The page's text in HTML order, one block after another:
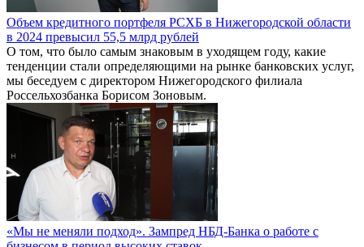
Объем кредитного портфеля РСХБ в Нижегородской области
в 2024 превысил 55,5 млрд рублей
О том, что было самым знаковым в уходящем году, какие
тенденции стали определяющими на рынке банковских услуг,
мы беседуем с директором Нижегородского филиала
Россельхозбанка Борисом Зоновым.
«Мы не меняли подход». Зампред НБД-Банка о работе с